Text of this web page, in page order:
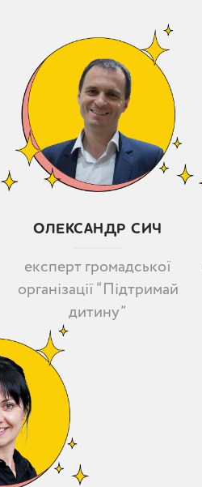
ОЛЕКСАНДР СИЧ
експерт громадської
організації “Підтримай
дитину”